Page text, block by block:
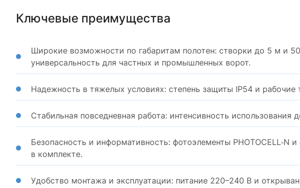
Ключевые преимущества
Широкие возможности по габаритам полотен: створки до 5 м и
универсальность для частных и промышленных ворот.
Надежность в тяжелых условиях: степень защиты IP54 и
Стабильная повседневная работа: интенсивность использования
Безопасность и информативность: фотоэлементы PHOTOCELL‑N и
в комплекте.
Удобство монтажа и эксплуатации: питание 220–240 В и